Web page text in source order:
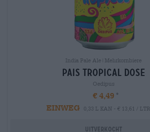
India Pale Ale|Mehrkornbiere
pais tropical dose
Oedipus
€ 4,49
EINWEG
0,33 L KAN - € 13,61 / LTR
Uitverkocht